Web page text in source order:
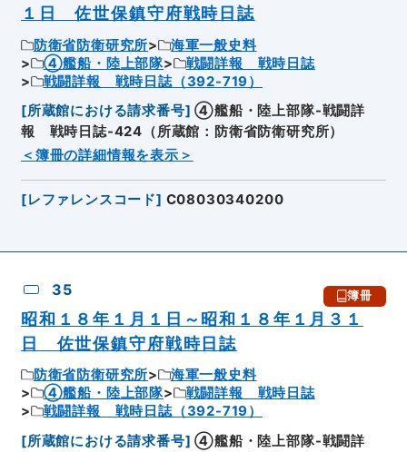
１日 佐世保鎮守府戦時日誌
防衛省防衛研究所
海軍一般史料
④艦船・陸上部隊
戦闘詳報 戦時日誌
戦闘詳報 戦時日誌（392-719）
[所蔵館における請求番号] ④艦船・陸上部隊-戦闘詳
報 戦時日誌-424（所蔵館：防衛省防衛研究所）
＜簿冊の詳細情報を表示＞
[レファレンスコード] C08030340200
35 簿冊
昭和１８年１月１日～昭和１８年１月３１
日 佐世保鎮守府戦時日誌
防衛省防衛研究所
海軍一般史料
④艦船・陸上部隊
戦闘詳報 戦時日誌
戦闘詳報 戦時日誌（392-719）
[所蔵館における請求番号] ④艦船・陸上部隊-戦闘詳